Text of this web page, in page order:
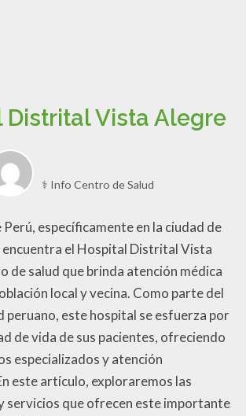
Distrital Vista Alegre
⚕️ Info Centro de Salud
Perú, específicamente en la ciudad de
el Hospital Distrital Vista
de salud que brinda atención médica
local y vecina. Como parte del
peruano, este hospital se esfuerza por
de vida de sus pacientes, ofreciendo
especializados y atención
este artículo, exploraremos las
servicios que ofrecen este importante